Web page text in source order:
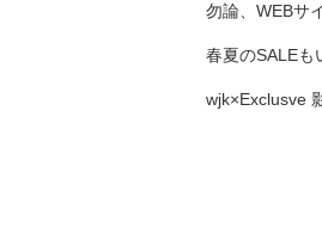
勿論、WEBサ
春夏のSALEも
wjk×Exclusve